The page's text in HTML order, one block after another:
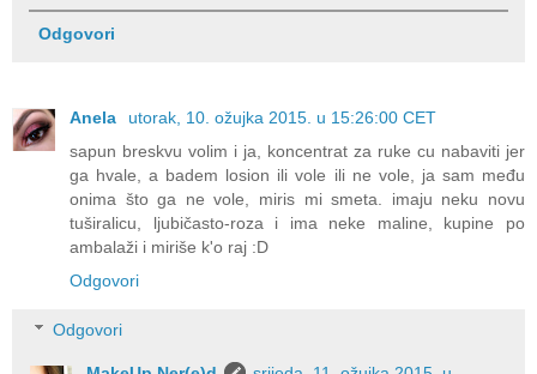
Odgovori
Anela
utorak, 10. ožujka 2015. u 15:26:00 CET
sapun breskvu volim i ja, koncentrat za ruke cu nabaviti jer
ga hvale, a badem losion ili vole ili ne vole, ja sam među
onima što ga ne vole, miris mi smeta. imaju neku novu
tuširalicu, ljubičasto-roza i ima neke maline, kupine po
ambalaži i miriše k'o raj :D
Odgovori
Odgovori